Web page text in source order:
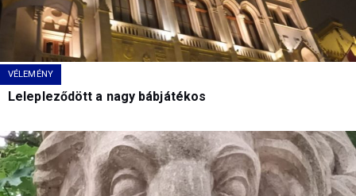
VÉLEMÉNY
Lelepleződött a nagy bábjátékos